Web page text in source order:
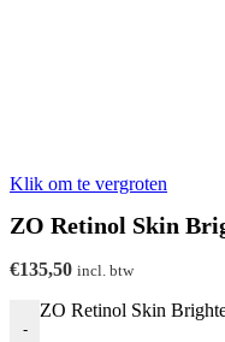
Klik om te vergroten
ZO Retinol Skin
€135,50 incl. btw
-
ZO Retinol Skin